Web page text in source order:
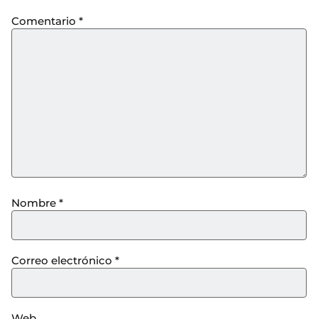
Comentario *
Nombre *
Correo electrónico *